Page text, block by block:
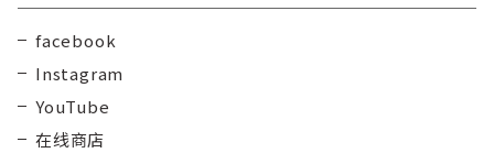
facebook
Instagram
YouTube
在线商店